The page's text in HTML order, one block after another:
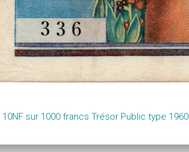
10NF sur 1000 francs Trésor Public type 1960